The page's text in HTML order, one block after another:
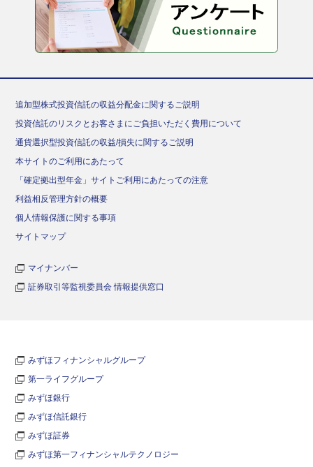
追加型株式投資信託の収益分配金に関するご説明
投資信託のリスクとお客さまにご負担いただく費用について
通貨選択型投資信託の収益/損失に関するご説明
本サイトのご利用にあたって
「確定拠出型年金」サイトご利用にあたっての注意
利益相反管理方針の概要
個人情報保護に関する事項
サイトマップ
マイナンバー
証券取引等監視委員会 情報提供窓口
みずほフィナンシャルグループ
第一ライフグループ
みずほ銀行
みずほ信託銀行
みずほ証券
みずほ第一フィナンシャルテクノロジー